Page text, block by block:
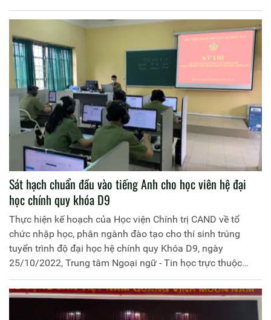
Đảng ủy, Phó Giám đốc Học viện, Trưởng ban Tổ chức Hội
thi dự và chỉ đạo; Tham dự Hội thi có thành viên Ban Tổ
chức, Ban Giám khảo, các đồng chí đại diện lãnh đạo các
đơn vị chức năng cùng toàn thể 06 trung đội tham gia Hội
thi (trong đó 04 trung đội học viên Việt Nam và 02 trung đội
học viên Lào).
Sát hạch chuẩn đầu vào tiếng Anh cho học viên hệ đại
học chính quy khóa D9
Thực hiện kế hoạch của Học viện Chính trị CAND về tổ
chức nhập học, phân ngành đào tạo cho thí sinh trúng
tuyển trình độ đại học hệ chính quy Khóa D9, ngày
25/10/2022, Trung tâm Ngoại ngữ - Tin học trực thuộc
Khoa Ngoại ngữ - Tin học đã tổ chức kỳ thi sát hạch chuẩn
đầu vào ngoại ngữ cho toàn thể học viên Khóa D9.